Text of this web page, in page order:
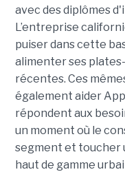
avec des diplômes
L’entreprise
puiser dans cette
alimenter ses
récentes. Ces
également aider
répondent aux
un moment où le
segment et toucher
haut de gamme